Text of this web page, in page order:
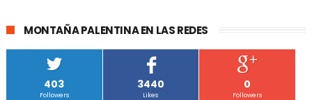
MONTAÑA PALENTINA EN LAS REDES
403
Followers
3440
Likes
0
Followers